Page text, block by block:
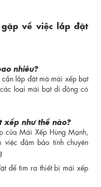
về việc lắp đặt
nhiêu?
lắp đặt mà mái xếp bạt
loại mái bạt di động có
xếp như thế nào?
của Mái Xếp Hùng Mạnh,
việc đảm bảo tính chuyên
để tìm ra thiết bị mái xếp